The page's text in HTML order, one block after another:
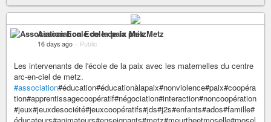
Association Ecole de la paix Metz
16 days ago – Public
Les intervenants de l'école de la paix avec les maternelles du centre
arc-en-ciel de metz.
#association#éducation#éducationàlapaix#nonviolence#paix#coopéra
tion#apprentissagecoopératif#négociation#interaction#noncoopération
#jeux#jeuxdesociété#jeuxcoopératifs#jds#j2s#enfants#ados#famille#